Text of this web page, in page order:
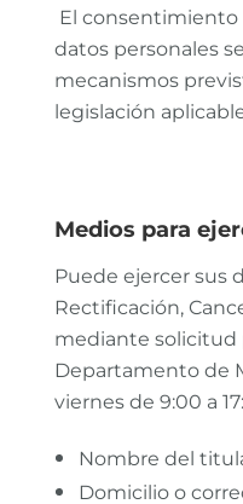
El consentimiento
datos personales
mecanismos
legislación
Medios para
Puede ejercer sus
Rectificación,
mediante solicitud
Departamento de
viernes de 9:00 a
Nombre del
Domicilio o